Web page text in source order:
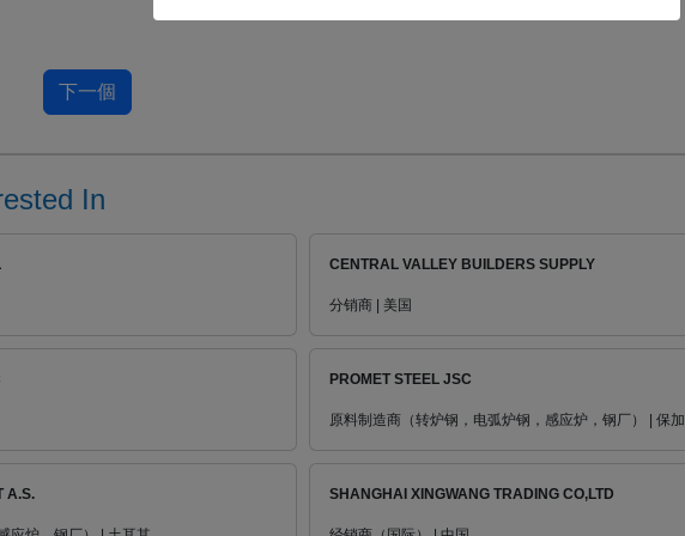
In
CENTRAL VALLEY BUILDERS SUPPLY
分销商 | 美国
PROMET STEEL JSC
原料制造商（转炉钢，电弧炉钢，感应炉，钢厂） | 保
A.S. SHANGHAI XINGWANG TRADING CO,LTD